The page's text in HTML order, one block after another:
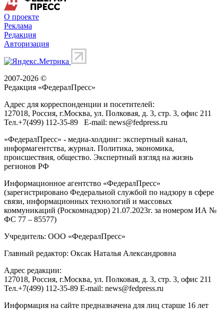
О проекте
Реклама
Редакция
Авторизация
2007-2026 ©
Редакция «ФедералПресс»
Адрес для корреспонденции и посетителей:
127018, Россия, г.Москва, ул. Полковая, д. 3, стр. 3, офис 211
Тел.+7(499) 112-35-89 E-mail: news@fedpress.ru
«ФедералПресс» - медиа-холдинг: экспертный канал,
информагентства, журнал. Политика, экономика,
происшествия, общество. Экспертный взгляд на жизнь
регионов РФ
Информационное агентство «ФедералПресс»
(зарегистрировано Федеральной службой по надзору в сфере
связи, информационных технологий и массовых
коммуникаций (Роскомнадзор) 21.07.2023г. за номером ИА №
ФС 77 – 85577)
Учредитель: ООО «ФедералПресс»
Главный редактор: Оксак Наталья Александровна
Адрес редакции:
127018, Россия, г.Москва, ул. Полковая, д. 3, стр. 3, офис 211
Тел.+7(499) 112-35-89 E-mail: news@fedpress.ru
Информация на сайте предназначена для лиц старше 16 лет